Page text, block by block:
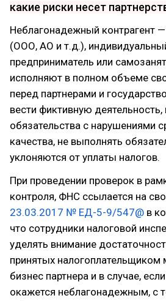
какие риски несет
Неблагонадежный контрагент
(ООО, АО и т.д.),
предприниматель или
исполняют в полном объеме
перед партнерами и
вести фиктивную деятельность,
обязательства с нарушениями
качества, не выполнять
уклоняются от уплаты налогов.
При проведении проверок в
контроля, ФНС ссылается на
23.03.2017 № ЕД-5-9/547@ в
что сотрудники налоговой
уделять внимание
принятых налогоплательщиком
бизнес партнера и в случае,
окажется неблагонадежным, с